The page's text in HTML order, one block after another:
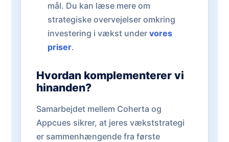
mål. Du kan læse mere om
strategiske overvejelser omkring
investering i vækst under vores
priser.
Hvordan komplementerer vi
hinanden?
Samarbejdet mellem Coherta og
Appcues sikrer, at jeres vækststrategi
er sammenhængende fra første